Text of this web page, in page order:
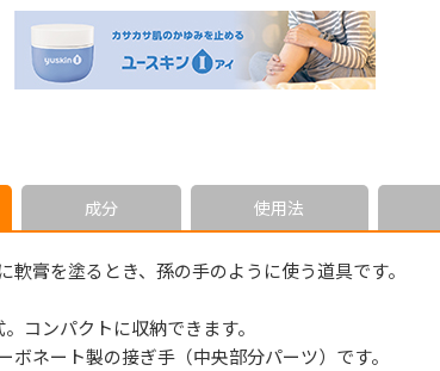
成分 使用法
膏を塗るとき、孫の手のように使う道具です。
コンパクトに収納できます。
ネート製の接ぎ手（中央部分パーツ）です。